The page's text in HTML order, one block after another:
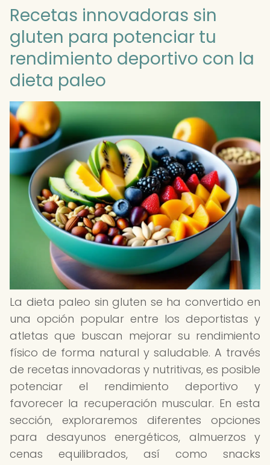
Recetas innovadoras sin
gluten para potenciar tu
rendimiento deportivo con la
dieta paleo
La dieta paleo sin gluten se ha convertido en
una opción popular entre los deportistas y
atletas que buscan mejorar su rendimiento
físico de forma natural y saludable. A través
de recetas innovadoras y nutritivas, es posible
potenciar el rendimiento deportivo y
favorecer la recuperación muscular. En esta
sección, exploraremos diferentes opciones
para desayunos energéticos, almuerzos y
cenas equilibrados, así como snacks